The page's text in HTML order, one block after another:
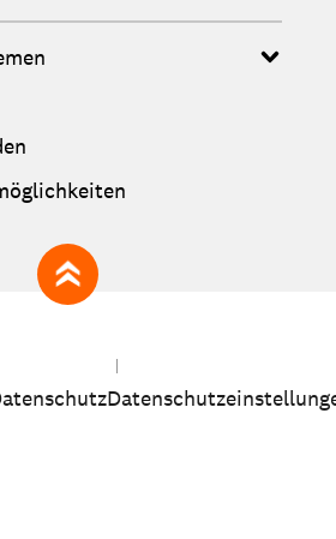
zum Seitenanfang